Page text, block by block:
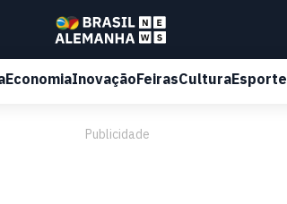
EconomiaInovaçãoFeirasCulturaEsporte
Publicidade